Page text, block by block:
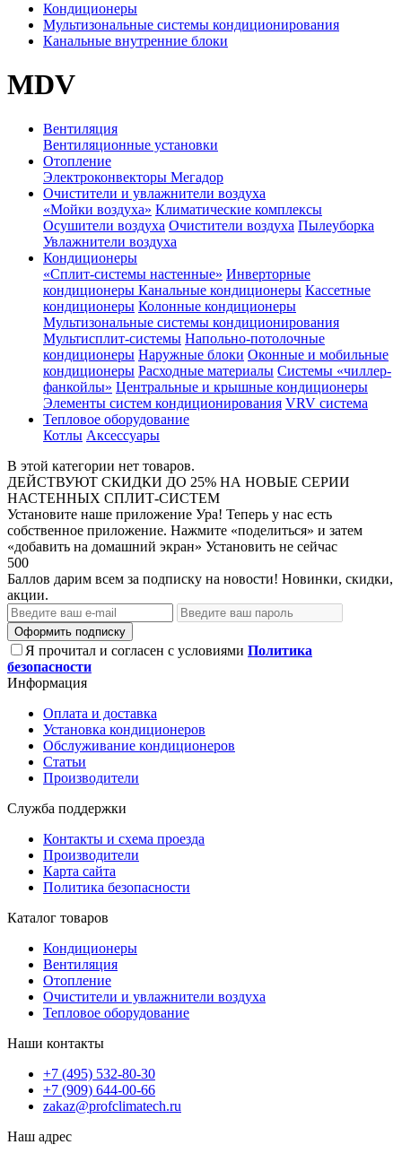
Кондиционеры
Мультизональные системы кондиционирования
Канальные внутренние блоки
MDV
Вентиляция
Вентиляционные установки
Отопление
Электроконвекторы Мегадор
Очистители и увлажнители воздуха
«Мойки воздуха» Климатические комплексы
Осушители воздуха Очистители воздуха Пылеуборка
Увлажнители воздуха
Кондиционеры
«Сплит-системы настенные» Инверторные
кондиционеры Канальные кондиционеры Кассетные
кондиционеры Колонные кондиционеры
Мультизональные системы кондиционирования
Мультисплит-системы Напольно-потолочные
кондиционеры Наружные блоки Оконные и мобильные
кондиционеры Расходные материалы Системы «чиллер-
фанкойлы» Центральные и крышные кондиционеры
Элементы систем кондиционирования VRV система
Тепловое оборудование
Котлы Аксессуары
В этой категории нет товаров.
ДЕЙСТВУЮТ СКИДКИ ДО 25% НА НОВЫЕ СЕРИИ
НАСТЕННЫХ СПЛИТ-СИСТЕМ
Установите наше приложение Ура! Теперь у нас есть
собственное приложение. Нажмите «поделиться» и затем
«добавить на домашний экран» Установить не сейчас
500
Баллов дарим всем за подписку на новости! Новинки, скидки,
акции.
Оформить подписку
Я прочитал и согласен с условиями Политика
безопасности
Информация
Оплата и доставка
Установка кондиционеров
Обслуживание кондиционеров
Статьи
Производители
Служба поддержки
Контакты и схема проезда
Производители
Карта сайта
Политика безопасности
Каталог товаров
Кондиционеры
Вентиляция
Отопление
Очистители и увлажнители воздуха
Тепловое оборудование
Наши контакты
+7 (495) 532-80-30
+7 (909) 644-00-66
zakaz@profclimatech.ru
Наш адрес